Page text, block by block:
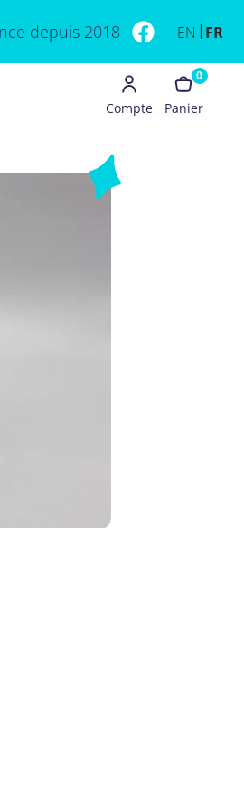
depuis 2018 EN FR
Compte Panier
0